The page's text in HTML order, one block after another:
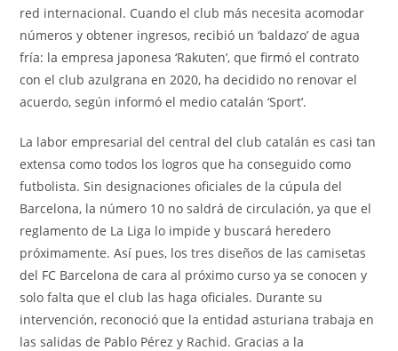
red internacional. Cuando el club más necesita acomodar
números y obtener ingresos, recibió un ‘baldazo’ de agua
fría: la empresa japonesa ‘Rakuten’, que firmó el contrato
con el club azulgrana en 2020, ha decidido no renovar el
acuerdo, según informó el medio catalán ‘Sport’.
La labor empresarial del central del club catalán es casi tan
extensa como todos los logros que ha conseguido como
futbolista. Sin designaciones oficiales de la cúpula del
Barcelona, la número 10 no saldrá de circulación, ya que el
reglamento de La Liga lo impide y buscará heredero
próximamente. Así pues, los tres diseños de las camisetas
del FC Barcelona de cara al próximo curso ya se conocen y
solo falta que el club las haga oficiales. Durante su
intervención, reconoció que la entidad asturiana trabaja en
las salidas de Pablo Pérez y Rachid. Gracias a la